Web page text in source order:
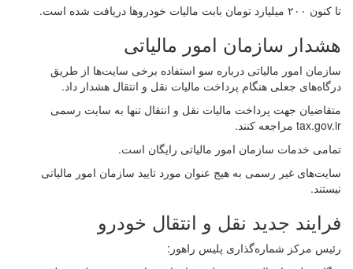
تا کنون ۲۰۰ میلیارد تومان بابت مالیات خودروها دریافت شده است.
هشدار سازمان امور مالیاتی
سازمان امور مالیاتی درباره سو استفاده برخی سایت‌ها از طریق
درگاه‌های جعلی هنگام پرداخت مالیات نقل و انتقال هشدار داد.
متقاضیان جهت پرداخت مالیات نقل و انتقال تنها به سایت رسمی
tax.gov.ir مراجعه کنند.
تمامی خدمات سازمان امور مالیاتی رایگان است.
سایت‌های غیر رسمی به هیج عنوان مورد تایید سازمان امور مالیاتی
نیستند.
فرایند جدید نقل و انتقال خودرو
رئیس مرکز شماره‌گذاری پلیس راهور: